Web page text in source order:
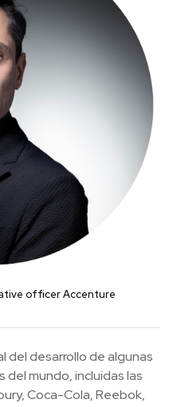
officer Accenture
del desarrollo de algunas
del mundo, incluidas las
Coca-Cola, Reebok,